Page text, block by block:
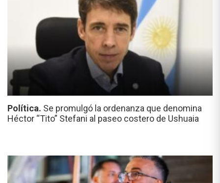
Política. Se promulgó la ordenanza que denomina
Héctor “Tito” Stefani al paseo costero de Ushuaia